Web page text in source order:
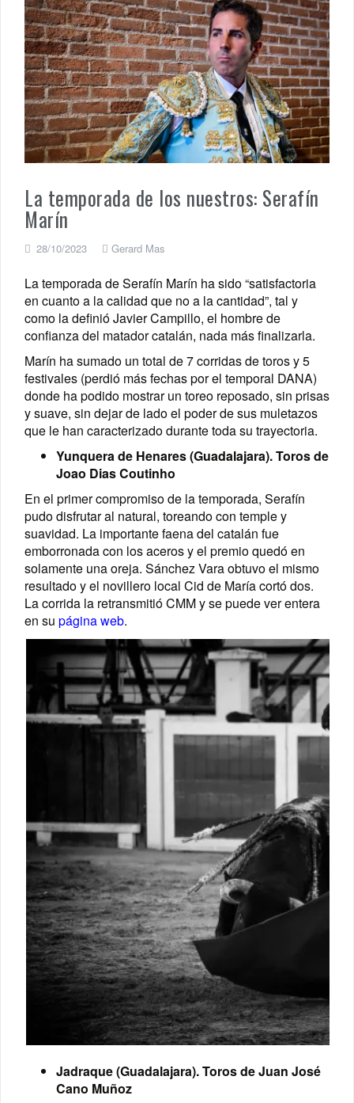
La temporada de los nuestros: Serafín
Marín
28/10/2023 Gerard Mas
La temporada de Serafín Marín ha sido “satisfactoria
en cuanto a la calidad que no a la cantidad”, tal y
como la definió Javier Campillo, el hombre de
confianza del matador catalán, nada más finalizarla.
Marín ha sumado un total de 7 corridas de toros y 5
festivales (perdió más fechas por el temporal DANA)
donde ha podido mostrar un toreo reposado, sin prisas
y suave, sin dejar de lado el poder de sus muletazos
que le han caracterizado durante toda su trayectoria.
Yunquera de Henares (Guadalajara). Toros de
Joao Dias Coutinho
En el primer compromiso de la temporada, Serafín
pudo disfrutar al natural, toreando con temple y
suavidad. La importante faena del catalán fue
emborronada con los aceros y el premio quedó en
solamente una oreja. Sánchez Vara obtuvo el mismo
resultado y el novillero local Cid de María cortó dos.
La corrida la retransmitió CMM y se puede ver entera
en su página web.
Jadraque (Guadalajara). Toros de Juan José
Cano Muñoz